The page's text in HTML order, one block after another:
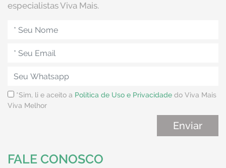
especialistas Viva Mais.
*Sim, li e aceito a Política de Uso e Privacidade do Viva Mais
Viva Melhor
FALE CONOSCO